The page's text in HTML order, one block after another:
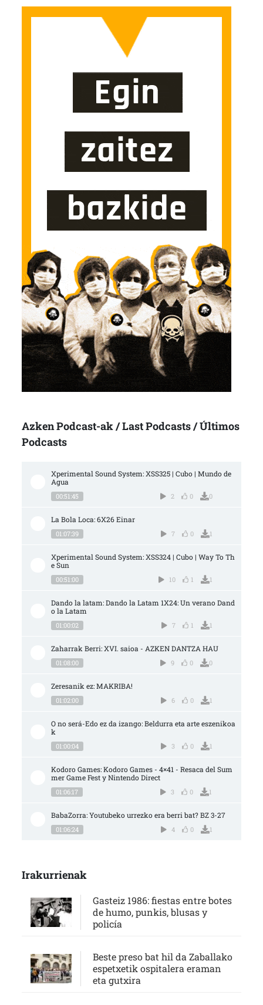
Azken Podcast-ak / Last Podcasts / Últimos
Podcasts
Xperimental Sound System: XSS325 | Cubo | Mundo de
Agua
00:51:45 2 0 0
La Bola Loca: 6X26 Einar
01:07:39 7 0 1
Xperimental Sound System: XSS324 | Cubo | Way To Th
e Sun
00:51:00 10 1 1
Dando la latam: Dando la Latam 1X24: Un verano Dand
o la Latam
01:00:02 7 1 1
Zaharrak Berri: XVI. saioa - AZKEN DANTZA HAU
01:08:00 9 0 0
Zeresanik ez: MAKRIBA!
01:02:00 6 0 1
O no será-Edo ez da izango: Beldurra eta arte eszenikoa
k
01:00:04 3 0 1
Kodoro Games: Kodoro Games - 4×41 - Resaca del Sum
mer Game Fest y Nintendo Direct
01:06:17 3 0 1
BabaZorra: Youtubeko urrezko era berri bat? BZ 3-27
01:06:24 4 0 1
Irakurrienak
Gasteiz 1986: fiestas entre botes
de humo, punkis, blusas y
policía
Beste preso bat hil da Zaballako
espetxetik ospitalera eraman
eta gutxira